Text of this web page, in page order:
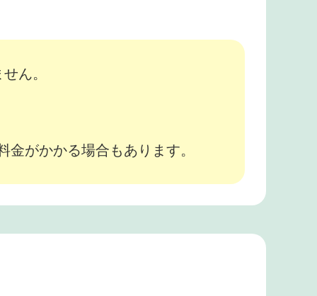
ん。
がかかる場合もあります。